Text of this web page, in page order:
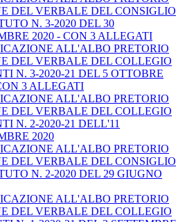
DEL VERBALE DEL CONSIGLIO
N. 3-2020 DEL 30
2020 - CON 3 ALLEGATI
ALL'ALBO PRETORIO
DEL VERBALE DEL COLLEGIO
N. 3-2020-21 DEL 5 OTTOBRE
3 ALLEGATI
ALL'ALBO PRETORIO
DEL VERBALE DEL COLLEGIO
N. 2-2020-21 DELL'11
2020
ALL'ALBO PRETORIO
DEL VERBALE DEL CONSIGLIO
N. 2-2020 DEL 29 GIUGNO
ALL'ALBO PRETORIO
DEL VERBALE DEL COLLEGIO